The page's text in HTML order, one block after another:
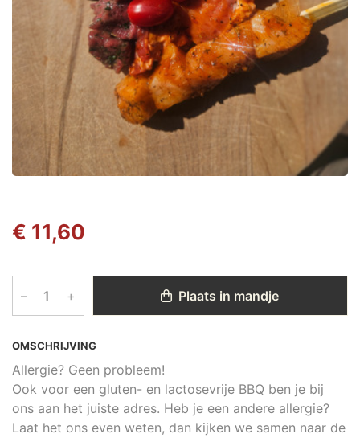
OMSCHRIJVING
Allergie? Geen probleem!
Ook voor een gluten- en lactosevrije BBQ ben je bij
ons aan het juiste adres. Heb je een andere allergie?
Laat het ons even weten, dan kijken we samen naar de
€ 11,60
– + Plaats in mandje